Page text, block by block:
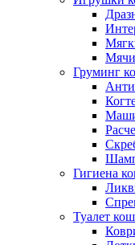
Груминг
Гигиена
Туалет